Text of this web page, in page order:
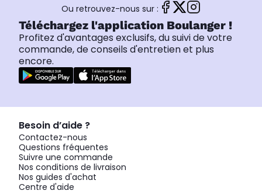
Ou retrouvez-nous sur :
Téléchargez l'application Boulanger !
Profitez d'avantages exclusifs, du suivi de votre
commande, de conseils d'entretien et plus
encore.
Besoin d’aide ?
Contactez-nous
Questions fréquentes
Suivre une commande
Nos conditions de livraison
Nos guides d'achat
Centre d'aide